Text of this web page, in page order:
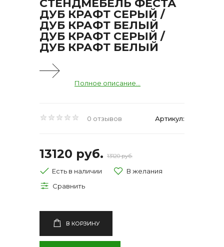
СТЕНДМЕБЕЛЬ ФЕСТА
ДУБ КРАФТ СЕРЫЙ /
ДУБ КРАФТ БЕЛЫЙ
ДУБ КРАФТ СЕРЫЙ /
ДУБ КРАФТ БЕЛЫЙ
Полное описание...
0 отзывов Артикул:
13120 руб. 13120 руб.
Есть в наличии
В КОРЗИНУ